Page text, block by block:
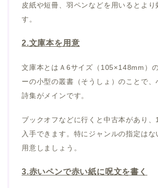
皮紙や短冊、羽ペンなどを用いるとより
す。
2.文庫本を用意
文庫本とはＡ6サイズ（105×148mm）
ーの小型の叢書（そうしょ）のことで、
詩集がメインです。
ブックオフなどに行くと中古本があり
入手できます。 特にジャンルの指定はな
用意しましょう。
3.赤いペンで赤い紙に呪文を書く